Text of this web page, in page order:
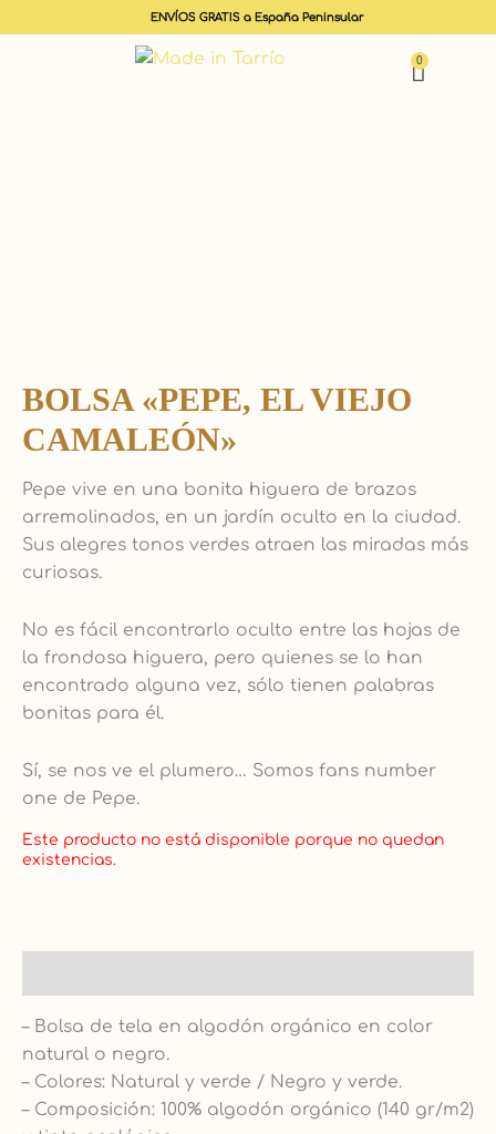
ENVÍOS GRATIS a España Peninsular
0
BOLSA «PEPE, EL VIEJO
CAMALEÓN»
Pepe vive en una bonita higuera de brazos
arremolinados, en un jardín oculto en la ciudad.
Sus alegres tonos verdes atraen las miradas más
curiosas.
No es fácil encontrarlo oculto entre las hojas de
la frondosa higuera, pero quienes se lo han
encontrado alguna vez, sólo tienen palabras
bonitas para él.
Sí, se nos ve el plumero… Somos fans number
one de Pepe.
Este producto no está disponible porque no quedan
existencias.
– Bolsa de tela en algodón orgánico en color
natural o negro.
– Colores: Natural y verde / Negro y verde.
– Composición: 100% algodón orgánico (140 gr/m2)